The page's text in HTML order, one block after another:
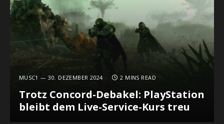
MUSC1 30. DEZEMBER 2024 2 MINS READ
Trotz Concord-Debakel: PlayStation
bleibt dem Live-Service-Kurs treu